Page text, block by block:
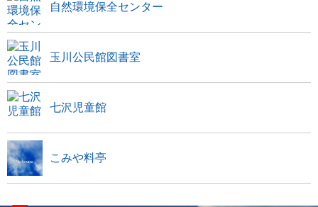
自然環境保全センター
玉川公民館図書室
七沢児童館
こみや料亭